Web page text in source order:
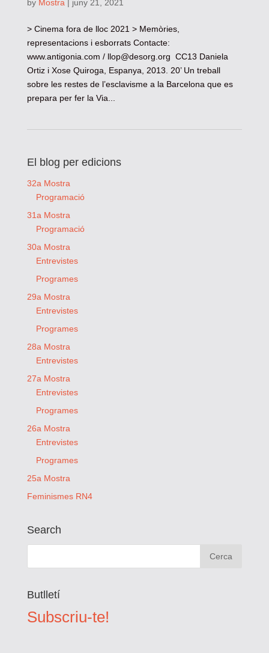
by Mostra juny 21, 2021
> Cinema fora de lloc 2021 > Memòries,
representacions i esborrats Contacte:
www.antigonia.com / llop@desorg.org CC13 Daniela
Ortiz i Xose Quiroga, Espanya, 2013. 20’ Un treball
sobre les restes de l’esclavisme a la Barcelona que es
prepara per fer la Via...
El blog per edicions
32a Mostra
Programació
31a Mostra
Programació
30a Mostra
Entrevistes
Programes
29a Mostra
Entrevistes
Programes
28a Mostra
Entrevistes
27a Mostra
Entrevistes
Programes
26a Mostra
Entrevistes
Programes
25a Mostra
Feminismes RN4
Search
Butlletí
Subscriu-te!